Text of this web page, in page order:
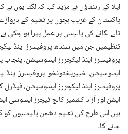
اپلا کے رہنماؤں نے مزید کہا کہ لگتا یوں
پاکستان کے غریب بچوں پر تعلیم کے
تالے لگانے کی پالیسی پر عمل پیرا ہو چکی
تنظیمیں جن میں سندھ پروفیسرز اینڈ
پروفیسرز اینڈ لیکچررز ایسوسیشن، پنجاب
ایسوسیشن، خیبرپختونخوا پروفیسرز اینڈ
پروفیسرز اینڈ لیکچررز ایسوسیشن،
ایشن اور آزاد کشمیر کالج ٹیچرز ایسوسی
ہیں اس طرح کی تعلیم دشمن پالیسیوں کو
جائے گا۔